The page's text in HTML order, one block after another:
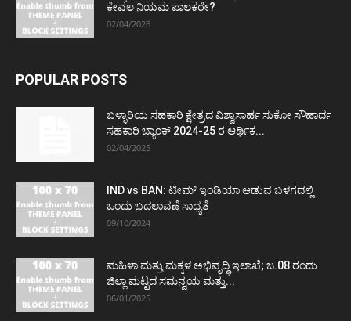
ಕೇವಲ ನಿಯಮ ಪಾಲಕರೇ?
02/04/2026
POPULAR POSTS
ಬಳ್ಳಾರಿಯ ಸಹಕಾರಿ ಕ್ಷೇತ್ರದ ವಿಶ್ವಾಸಾರ್ಹ ಸುಕೋ ಸೌಹಾರ್ದ
ಸಹಕಾರಿ ಬ್ಯಾಂಕ್ 2024-25 ರ ಆರ್ಥಿಕ...
02/04/2025
IND vs BAN: ಟೀಮ್ ಇಂಡಿಯಾ ಆಡುವ ಬಳಗದಲ್ಲಿ
ಒಂದು ಬದಲಾವಣೆ ಸಾಧ್ಯತೆ
09/10/2024
ಮಹಿಳಾ ಮತ್ತು ಮಕ್ಕಳ ಅಭಿವೃದ್ಧಿ ಇಲಾಖೆ; ಜ.08 ರಂದು
ಜಿಲ್ಲಾ ಮಟ್ಟದ ಸಮನ್ವಯ ಮತ್ತು...
06/01/2025